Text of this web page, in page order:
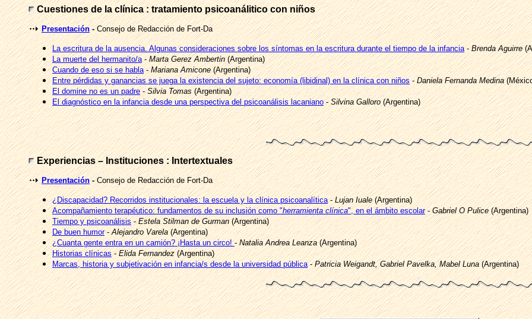
Cuestiones de la clínica : tratamiento psicoanálitico con niños
Presentación -Consejo de Redacción de Fort-Da
La escritura de la ausencia. Algunas consideraciones sobre los síntomas en la escritura durante el tiempo de la infancia-Brenda Aguirre
La muerte del hermanito/a-Marta Gerez Ambertin(Argentina)
Cuando de eso si se habla-Mariana Amicone(Argentina)
Entre pérdidas y ganancias se juega la existencia del sujeto: economía (libidinal) en la clínica con niños-Daniela Fernanda Medina
El domine no es un padre-Silvia Tomas (Argentina)
El diagnóstico en la infancia desde una perspectiva del psicoanálisis lacaniano-Silvina Galloro(Argentina)
Experiencias – Instituciones : Intertextuales
Presentación -Consejo de Redacción de Fort-Da
¿Discapacidad? Recorridos institucionales: la escuela y la clínica psicoanalítica-Lujan Iuale(Argentina)
Acompañamiento terapéutico: fundamentos de su inclusión como "herramienta clínica", en el ámbito escolar-Gabriel O Pulice(Argentina)
Tiempo y psicoanálisis-Estela Stilman de Gurman(Argentina)
De buen humor-Alejandro Varela(Argentina)
¿Cuanta gente entra en un camión? ¡Hasta un circo!-Natalia Andrea Leanza(Argentina)
Historias clínicas-Elida Fernandez(Argentina)
Marcas, historia y subjetivación en infancia/s desde la universidad pública-Patricia Weigandt, Gabriel Pavelka, Mabel Luna(Argentina)